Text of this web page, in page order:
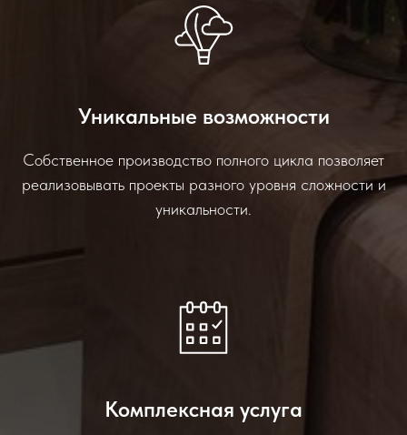
Уникальные возможности
Собственное производство полного цикла позволяет
реализовывать проекты разного уровня сложности и
уникальности.
Комплексная услуга